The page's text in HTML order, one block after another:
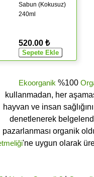
Sabun (Kokusuz)
240ml
520.00 ₺
Ekoorganik %100
kullanmadan, her
hayvan ve insan
denetlenerek
pazarlanması organik
'ne uygun olarak